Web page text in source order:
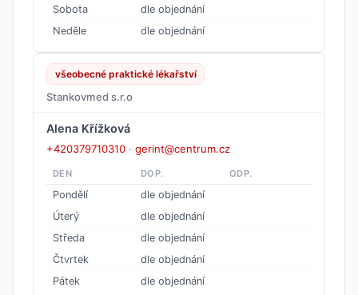
Sobota
dle objednání
Neděle
dle objednání
všeobecné praktické lékařství
Stankovmed s.r.o
Alena Křížková
+420379710310 · gerint@centrum.cz
DEN DOP. ODP.
Pondělí
dle objednání
Úterý
dle objednání
Středa
dle objednání
Čtvrtek
dle objednání
Pátek
dle objednání